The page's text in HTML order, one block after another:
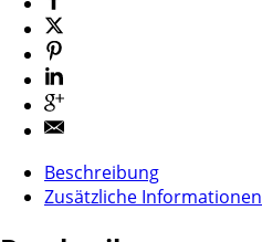
Beschreibung
Zusätzliche Informationen